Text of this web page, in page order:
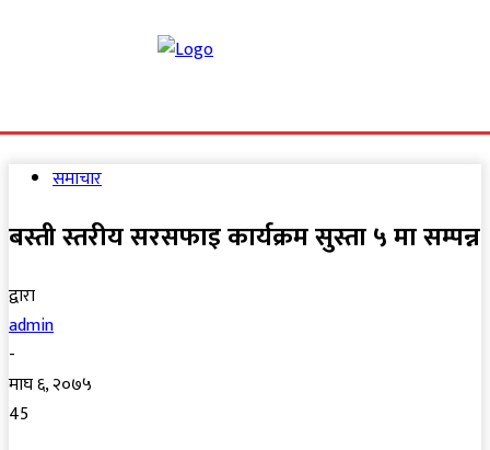
समाचार
बस्ती स्तरीय सरसफाइ कार्यक्रम सुस्ता ५ मा सम्पन्न
द्वारा
admin
-
माघ ६, २०७५
45